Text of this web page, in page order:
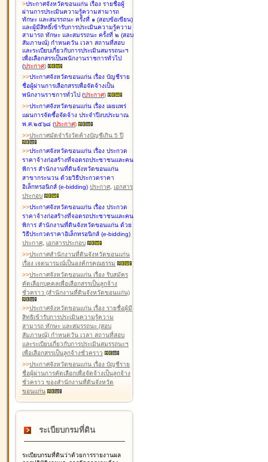
>ประกาศจังหวัดขอนแก่น เรื่อง รายชื่อผู้
ผ่านการประเมินความรู้ความสามารถ
ทักษะ และสมรรถนะ ครั้งที่ ๑ (สอบข้อเขียน)
และผู้มีสิทธิ์เข้ารับการประเมินความรู้ความ
สามารถ ทักษะ และสมรรถนะ ครั้งที่ ๒ (สอบ
สัมภาษณ์) กำหนดวัน เวลา สถานที่สอบ
และระเบียบเกี่ยวกับการประเมินสมรรถนะฯ
เพื่อเลือกสรรเป็นพนักงานราชการทั่วไป
(ประกาศ)
>>ประกาศจังหวัดขอนแก่น เรื่อง บัญชีราย
ชื่อผู้ผ่านการเลือกสรรเพื่อจัดจ้างเป็น
พนักงานราชการทั่วไป (ประกาศ)
>>ประกาศจังหวัดขอนแก่น เรื่อง เผยแพร่
แผนการจัดซื้อจัดจ้าง ประจำปีงบประมาณ
พ.ศ.๒๕๖๘ (ประกาศ)
>>ประกาศมัดจำรังวัดค้างบัญชีเกิน 5 ปี
>>ประกาศจังหวัดขอนแก่น เรื่อง ประกวด
ราคาจ้างก่อสร้างที่จอดรถประชาชนและคน
พิการ สำนักงานที่ดินจังหวัดขอนแก่น
สาขากระนวน ด้วยวิธีประกวดราคา
อิเล็กทรอนิกส์ (e-bidding) ประกาศ, เอกสาร
ประกอบ
>>ประกาศจังหวัดขอนแก่น เรื่อง ประกวด
ราคาจ้างก่อสร้างที่จอดรถประชาชนและคน
พิการ สำนักงานที่ดินจังหวัดขอนแก่น ด้วย
วิธีประกวดราคาอิเล็กทรอนิกส์ (e-bidding)
ประกาศ, เอกสารประกอบ
>>ประกาศสำนักงานที่ดินจังหวัดขอนแก่น
เรื่อง เจตนารมณ์เป็นองค์กรคุณธรรม
>>ประกาศจังหวัดขอนแก่น เรื่อง รับสมัคร
คัดเลือกบุคคลเพื่อเลือกสรรเป็นลูกจ้าง
ชั่วคราว (สำนักงานที่ดินจังหวัดขอนแก่น)
>>ประกาศจังหวัดขอนแก่น เรื่อง รายชื่อผู้มี
สิทธิเข้ารับการประเมินความรู้ความ
สามารถ ทักษะ และสมรรถนะ (สอบ
สัมภาษณ์) กำหนดวัน เวลา สถานที่สอบ
และระเบียบเกี่ยวกับการประเมินสมรรถนะฯ
เพื่อเลือกสรรเป็นลูกจ้างชั่วคราว
>>ประกาศจังหวัดขอนแก่น เรื่อง บัญชีราย
ชื่อผู้ผ่านการคัดเลือกเพื่อจัดจ้างเป็นลูกจ้าง
ชั่วคราว ของสำนักงานที่ดินจังหวัด
ขอนแก่น
ระเบียบกรมที่ดิน
ระเบียบกรมที่ดินว่าด้วยการรายงานผล